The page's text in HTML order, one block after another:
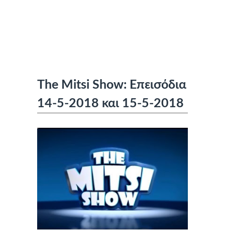
The Mitsi Show: Επεισόδια
14-5-2018 και 15-5-2018